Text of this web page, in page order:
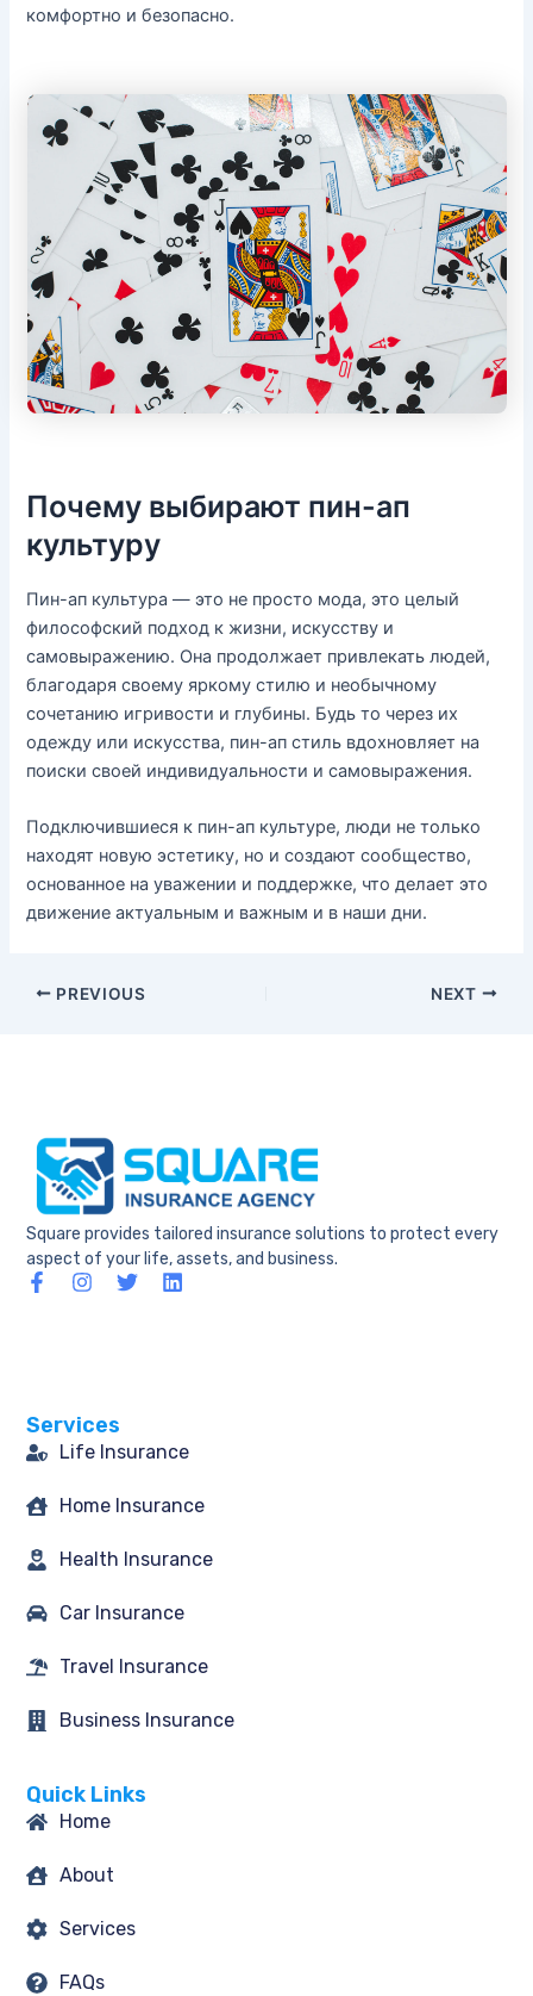
комфортно и безопасно.
Почему выбирают пин-ап
культуру
Пин-ап культура — это не просто мода, это целый
философский подход к жизни, искусству и
самовыражению. Она продолжает привлекать людей,
благодаря своему яркому стилю и необычному
сочетанию игривости и глубины. Будь то через их
одежду или искусства, пин-ап стиль вдохновляет на
поиски своей индивидуальности и самовыражения.
Подключившиеся к пин-ап культуре, люди не только
находят новую эстетику, но и создают сообщество,
основанное на уважении и поддержке, что делает это
движение актуальным и важным и в наши дни.
PREVIOUS NEXT
Services
Life Insurance
Home Insurance
Health Insurance
Car Insurance
Travel Insurance
Business Insurance
Quick Links
Home
About
Services
FAQs
Square provides tailored insurance solutions to protect every
aspect of your life, assets, and business.
F
k
-
I
a
m
T
L